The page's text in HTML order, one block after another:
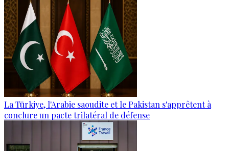
La Türkiye, l'Arabie saoudite et le Pakistan s'apprêtent à
conclure un pacte trilatéral de défense